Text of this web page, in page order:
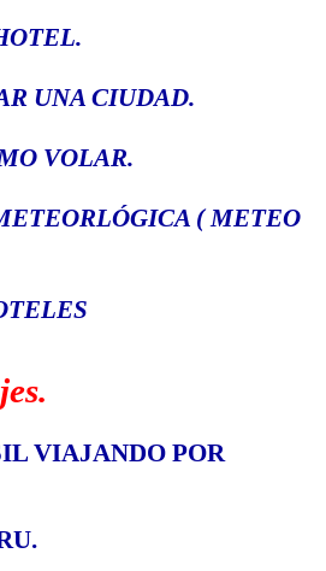
.
UNA CIUDAD.
VOLAR.
( METEO
VIAJANDO POR
.